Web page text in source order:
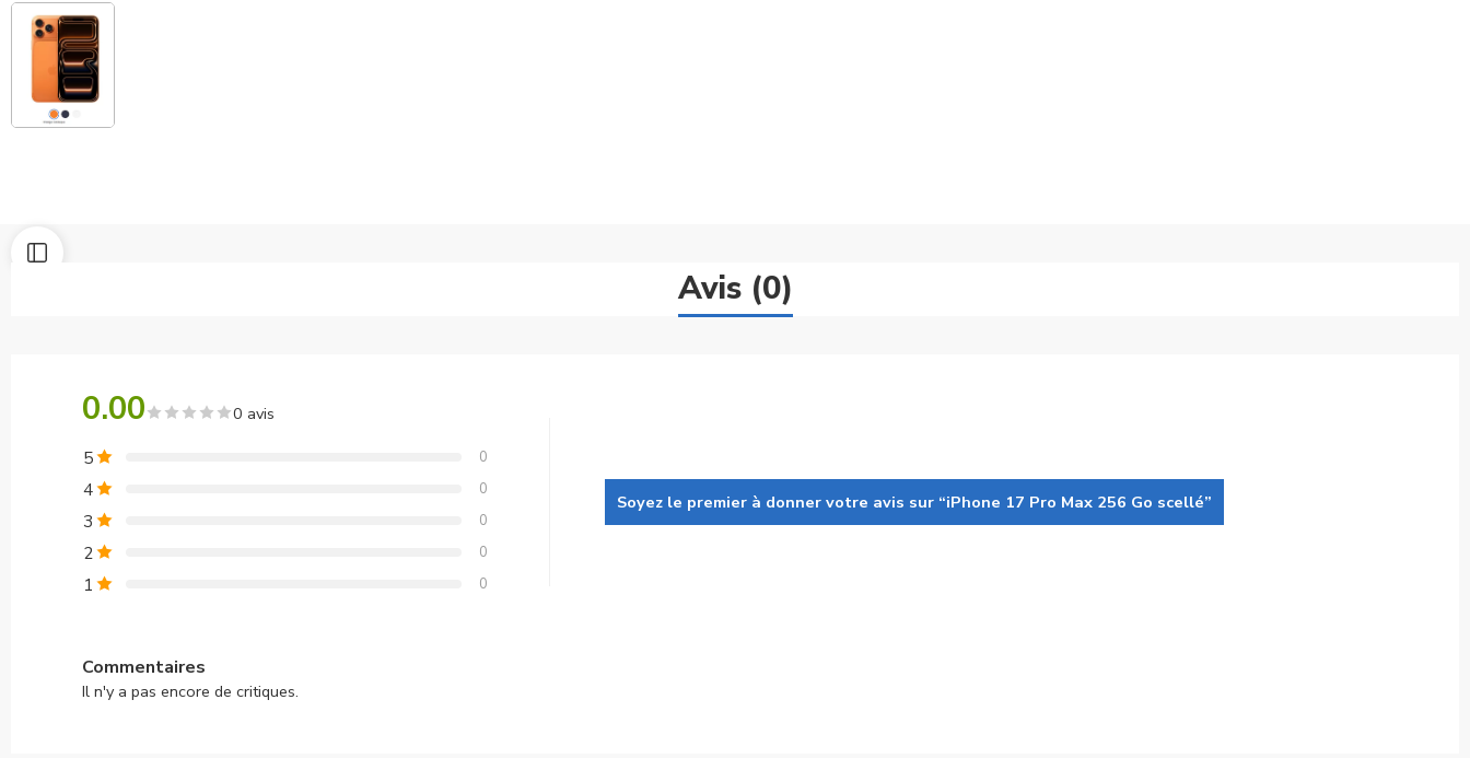
Avis (0)
0.00 0 avis
5 0
4 0
3 0
2 0
1 0
Soyez le premier à donner votre avis sur “iPhone 17 Pro Max 256 Go scellé”
Commentaires
Il n'y a pas encore de critiques.